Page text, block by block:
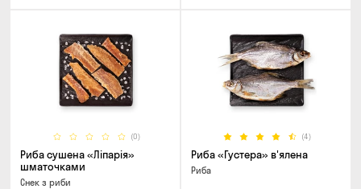
(0)
Риба сушена «Ліпарія»
шматочками
Снек з риби
(4)
Риба «Густера» в'ялена
Риба